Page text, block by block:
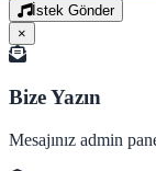
İstek Gönder
×
Bize Yazın
Mesajınız admin